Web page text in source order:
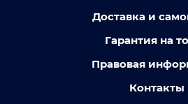
Доставка и
Гарантия на
Правовая
Контакты